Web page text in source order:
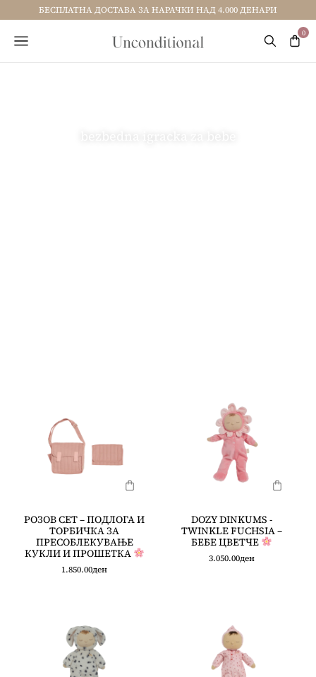
БЕСПЛАТНА ДОСТАВА ЗА НАРАЧКИ НАД 4.000 ДЕНАРИ
РОЗОВ СЕТ – ПОДЛОГА И
ТОРБИЧКА ЗА
ПРЕСОБЛЕКУВАЊЕ
КУКЛИ И ПРОШЕТКА
1.850.00ден
DOZY DINKUMS -
TWINKLE FUCHSIA –
БЕБЕ ЦВЕТЧЕ
3.050.00ден